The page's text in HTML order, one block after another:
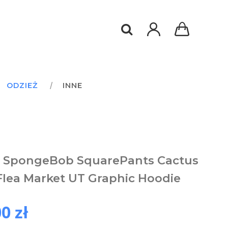
ODZIEŻ INNE
SquarePants Cactus
Market UT Graphic Hoodie
zł